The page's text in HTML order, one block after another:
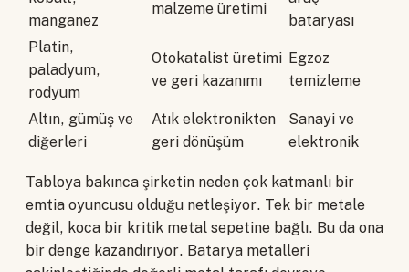
manganez
malzeme üretimi
bataryası
Platin,
paladyum,
rodyum
Otokatalist üretimi
ve geri kazanımı
Egzoz
temizleme
Altın, gümüş ve
diğerleri
Atık elektronikten
geri dönüşüm
Sanayi ve
elektronik
Tabloya bakınca şirketin neden çok katmanlı bir
emtia oyuncusu olduğu netleşiyor. Tek bir metale
değil, koca bir kritik metal sepetine bağlı. Bu da ona
bir denge kazandırıyor. Batarya metalleri